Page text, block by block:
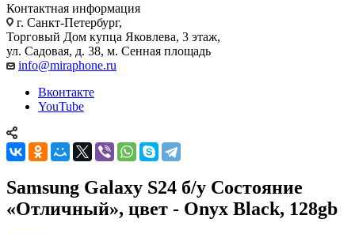
Контактная информация
г. Санкт-Петербург,
Торговый Дом купца Яковлева, 3 этаж,
ул. Садовая, д. 38, м. Сенная площадь
info@miraphone.ru
Вконтакте
YouTube
Samsung Galaxy S24 б/у Состояние
«Отличный», цвет - Onyx Black, 128gb